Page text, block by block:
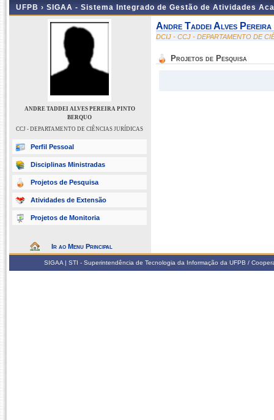
UFPB › SIGAA - Sistema Integrado de Gestão de Atividades
ANDRE TADDEI ALVES PEREIRA PINTO
BERQUO
CCJ - DEPARTAMENTO DE CIÊNCIAS JURÍDICAS
Perfil Pessoal
Disciplinas Ministradas
Projetos de Pesquisa
Atividades de Extensão
Projetos de Monitoria
Ir ao Menu Principal
Andre Taddei Alves
DCIJ - CCJ - DEPARTAMENTO DE
Projetos de Pesquisa
SIGAA | STI - Superintendência de Tecnologia da Informação da UFPB /